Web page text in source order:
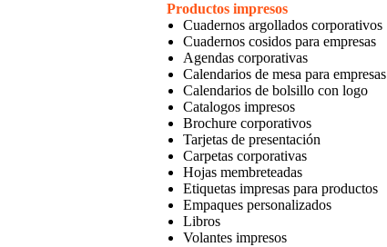
Productos impresos
Cuadernos argollados corporativos
Cuadernos cosidos para empresas
Agendas corporativas
Calendarios de mesa para empresas
Calendarios de bolsillo con logo
Catalogos impresos
Brochure corporativos
Tarjetas de presentación
Carpetas corporativas
Hojas membreteadas
Etiquetas impresas para productos
Empaques personalizados
Libros
Volantes impresos